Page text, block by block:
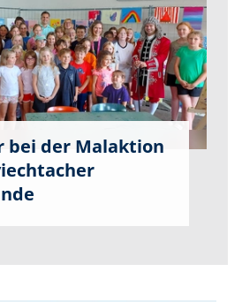
bei der Malaktion